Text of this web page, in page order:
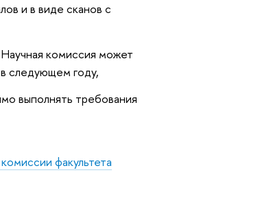
и в виде сканов с
комиссия может
следующем году,
выполнять требования
факультета